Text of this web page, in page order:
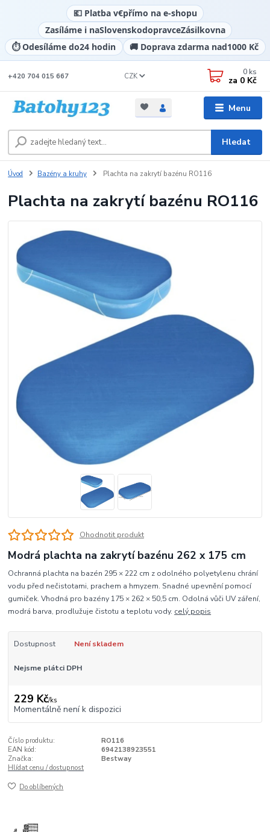
💶 Platba v€přímo na e-shopu
Zasíláme i naSlovenskodopravceZásilkovna
⏱️ Odesíláme do24 hodin 🚚 Doprava zdarma nad1000 Kč
Menu
CZK
Hledat
+420 704 015 667 0 ks
za 0 Kč
Úvod Bazény a kruhy Plachta na zakrytí bazénu RO116
Plachta na zakrytí bazénu RO116
Ohodnotit produkt
Modrá plachta na zakrytí bazénu 262 x 175 cm
Ochranná plachta na bazén 295 × 222 cm z odolného polyetylenu chrání
vodu před nečistotami, prachem a hmyzem. Snadné upevnění pomocí
gumiček. Vhodná pro bazény 175 × 262 × 50,5 cm. Odolná vůči UV záření,
modrá barva, prodlužuje čistotu a teplotu vody. celý popis
Dostupnost Není skladem
Nejsme plátci DPH
229 Kč/ks
Momentálně není k dispozici
Číslo produktu:
RO116
EAN kód:
6942138923551
Značka:
Bestway
Hlídat cenu / dostupnost
Do oblíbených